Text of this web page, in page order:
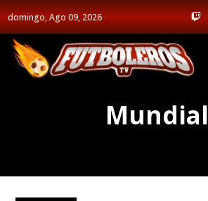
domingo, Ago 09, 2026
Mundial